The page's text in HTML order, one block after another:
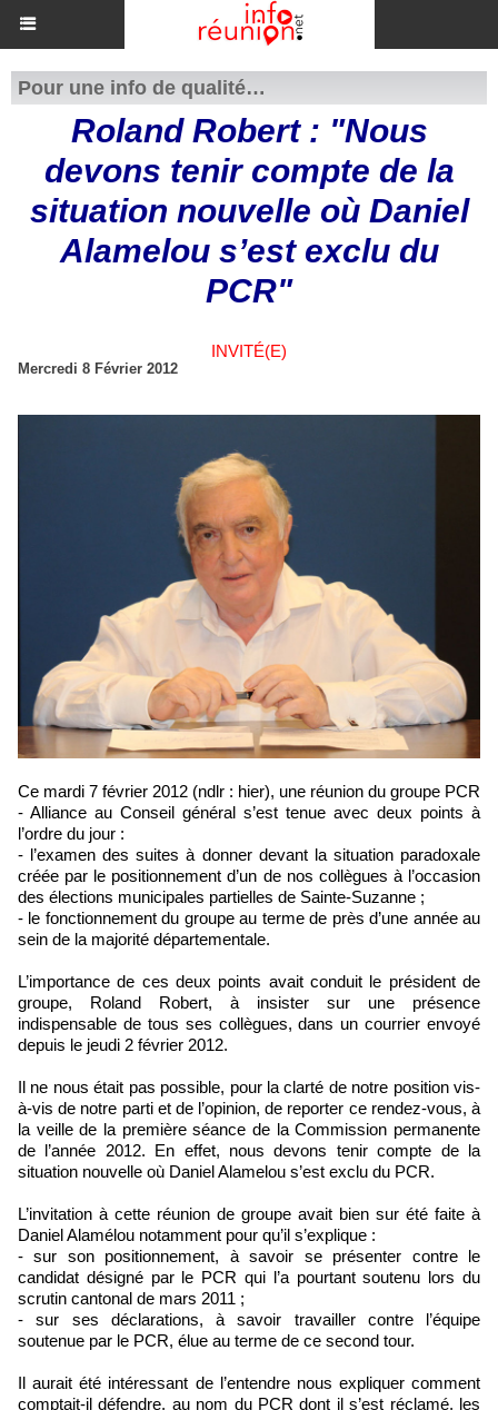
Pour une info de qualité…
Roland Robert : "Nous
devons tenir compte de la
situation nouvelle où Daniel
Alamelou s’est exclu du
PCR"
INVITÉ(E)
Mercredi 8 Février 2012
Ce mardi 7 février 2012 (ndlr : hier), une réunion du groupe PCR
- Alliance au Conseil général s’est tenue avec deux points à
l’ordre du jour :
- l’examen des suites à donner devant la situation paradoxale
créée par le positionnement d’un de nos collègues à l’occasion
des élections municipales partielles de Sainte-Suzanne ;
- le fonctionnement du groupe au terme de près d’une année au
sein de la majorité départementale.
L’importance de ces deux points avait conduit le président de
groupe, Roland Robert, à insister sur une présence
indispensable de tous ses collègues, dans un courrier envoyé
depuis le jeudi 2 février 2012.
Il ne nous était pas possible, pour la clarté de notre position vis-
à-vis de notre parti et de l’opinion, de reporter ce rendez-vous, à
la veille de la première séance de la Commission permanente
de l’année 2012. En effet, nous devons tenir compte de la
situation nouvelle où Daniel Alamelou s’est exclu du PCR.
L’invitation à cette réunion de groupe avait bien sur été faite à
Daniel Alamélou notamment pour qu’il s’explique :
- sur son positionnement, à savoir se présenter contre le
candidat désigné par le PCR qui l’a pourtant soutenu lors du
scrutin cantonal de mars 2011 ;
- sur ses déclarations, à savoir travailler contre l’équipe
soutenue par le PCR, élue au terme de ce second tour.
Il aurait été intéressant de l’entendre nous expliquer comment
comptait-il défendre, au nom du PCR dont il s’est réclamé, les